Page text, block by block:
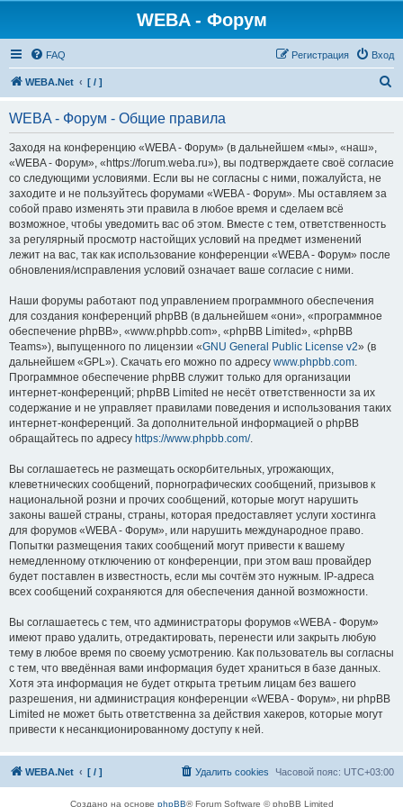
WEBA - Форум
FAQ Вход
Регистрация
WEBA.Net [ / ]
WEBA - Форум - Общие правила
Заходя на конференцию «WEBA - Форум» (в дальнейшем «мы», «наш»,
«WEBA - Форум», «https://forum.weba.ru»), вы подтверждаете своё согласие
со следующими условиями. Если вы не согласны с ними, пожалуйста, не
заходите и не пользуйтесь форумами «WEBA - Форум». Мы оставляем за
собой право изменять эти правила в любое время и сделаем всё
возможное, чтобы уведомить вас об этом. Вместе с тем, ответственность
за регулярный просмотр настойщих условий на предмет изменений
лежит на вас, так как использование конференции «WEBA - Форум» после
обновления/исправления условий означает ваше согласие с ними.
Наши форумы работают под управлением программного обеспечения
для создания конференций phpBB (в дальнейшем «они», «программное
обеспечение phpBB», «www.phpbb.com», «phpBB Limited», «phpBB
Teams»), выпущенного по лицензии «GNU General Public License v2» (в
дальнейшем «GPL»). Скачать его можно по адресу www.phpbb.com.
Программное обеспечение phpBB служит только для организации
интернет-конференций; phpBB Limited не несёт ответственности за их
содержание и не управляет правилами поведения и использования таких
интернет-конференций. За дополнительной информацией о phpBB
обращайтесь по адресу https://www.phpbb.com/.
Вы соглашаетесь не размещать оскорбительных, угрожающих,
клеветнических сообщений, порнографических сообщений, призывов к
национальной розни и прочих сообщений, которые могут нарушить
законы вашей страны, страны, которая предоставляет услуги хостинга
для форумов «WEBA - Форум», или нарушить международное право.
Попытки размещения таких сообщений могут привести к вашему
немедленному отключению от конференции, при этом ваш провайдер
будет поставлен в известность, если мы сочтём это нужным. IP-адреса
всех сообщений сохраняются для обеспечения данной возможности.
Вы соглашаетесь с тем, что администраторы форумов «WEBA - Форум»
имеют право удалить, отредактировать, перенести или закрыть любую
тему в любое время по своему усмотрению. Как пользователь вы согласны
с тем, что введённая вами информация будет храниться в базе данных.
Хотя эта информация не будет открыта третьим лицам без вашего
разрешения, ни администрация конференции «WEBA - Форум», ни phpBB
Limited не может быть ответственна за действия хакеров, которые могут
привести к несанкционированному доступу к ней.
WEBA.Net [ / ] Часовой пояс: UTC+03:00
Удалить cookies
Создано на основе phpBB® Forum Software © phpBB Limited